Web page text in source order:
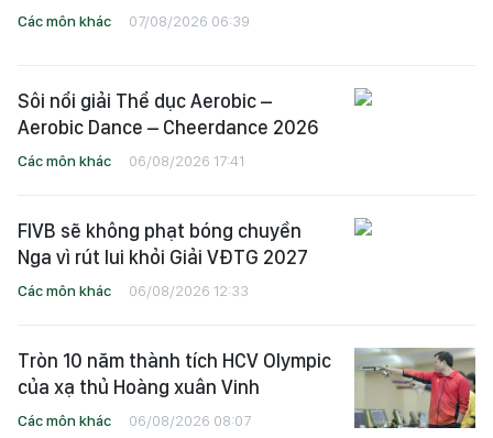
Các môn khác 07/08/2026 06:39
Sôi nổi giải Thể dục Aerobic –
Aerobic Dance – Cheerdance 2026
Các môn khác 06/08/2026 17:41
FIVB sẽ không phạt bóng chuyền
Nga vì rút lui khỏi Giải VĐTG 2027
Các môn khác 06/08/2026 12:33
Tròn 10 năm thành tích HCV Olympic
của xạ thủ Hoàng xuân Vinh
Các môn khác 06/08/2026 08:07